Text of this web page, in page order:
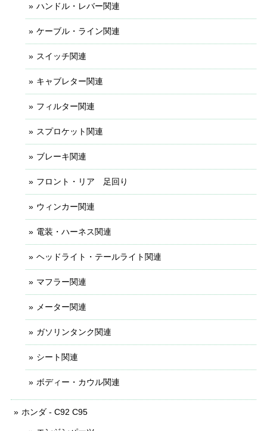
ハンドル・レバー関連
ケーブル・ライン関連
スイッチ関連
キャブレター関連
フィルター関連
スプロケット関連
ブレーキ関連
フロント・リア 足回り
ウィンカー関連
電装・ハーネス関連
ヘッドライト・テールライト関連
マフラー関連
メーター関連
ガソリンタンク関連
シート関連
ボディー・カウル関連
ホンダ - C92 C95